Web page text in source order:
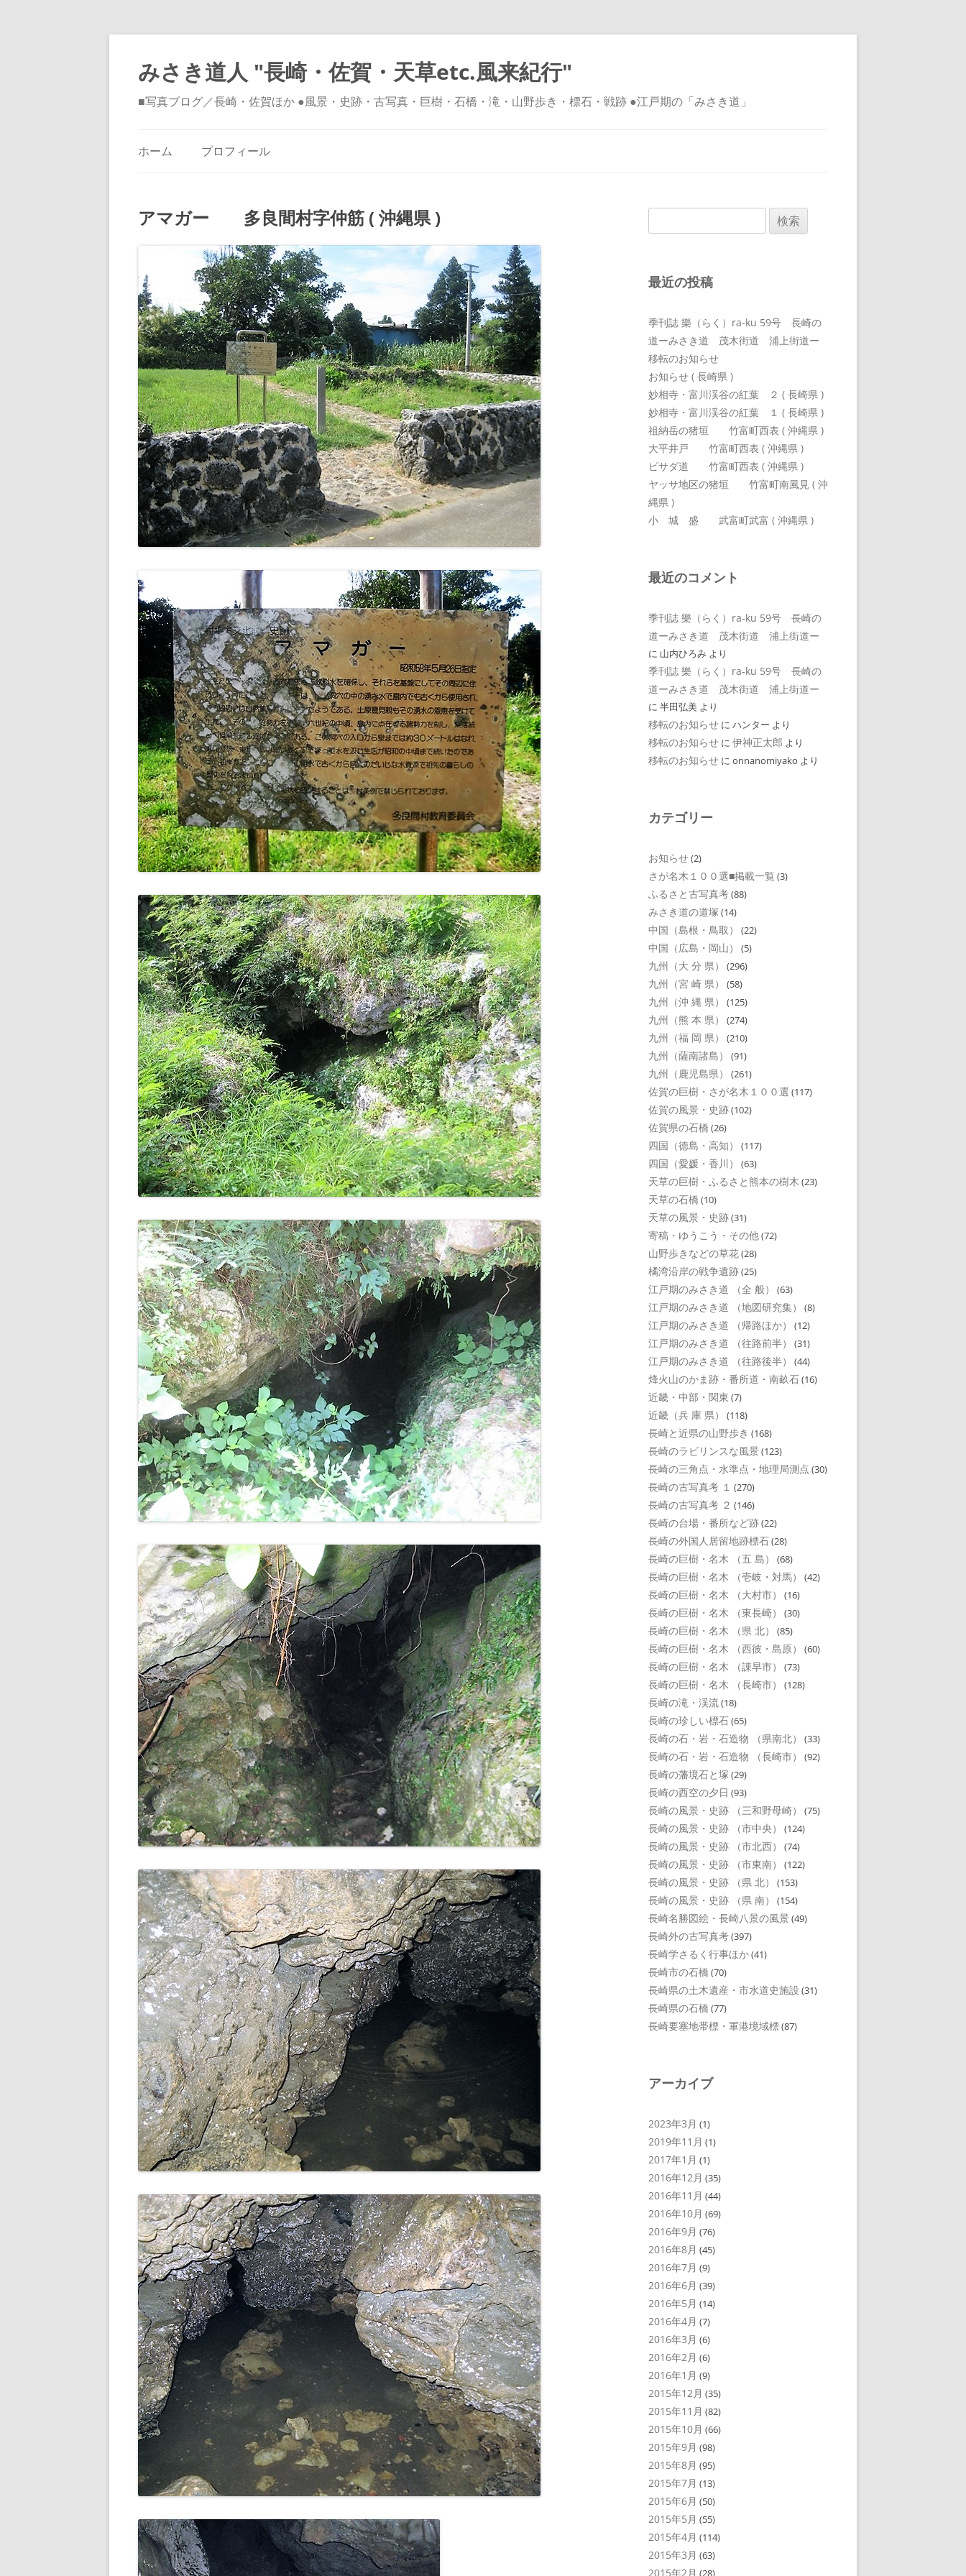
みさき道人 "長崎・佐賀・天草etc.風来紀行"
■写真ブログ／長崎・佐賀ほか ●風景・史跡・古写真・巨樹・石橋・滝・山野歩き・標石・戦跡 ●江戸期の「みさき道」
ホーム プロフィール
アマガー 多良間村字仲筋 ( 沖縄県 )
索:
最近の投稿
季刊誌 樂（らく）ra-ku 59号 長崎の
道ーみさき道 茂木街道 浦上街道ー
移転のお知らせ
お知らせ ( 長崎県 )
妙相寺・富川渓谷の紅葉 ２ ( 長崎県 )
妙相寺・富川渓谷の紅葉 １ ( 長崎県 )
祖納岳の猪垣 竹富町西表 ( 沖縄県 )
大平井戸 竹富町西表 ( 沖縄県 )
ピサダ道 竹富町西表 ( 沖縄県 )
ヤッサ地区の猪垣 竹富町南風見 ( 沖
縄県 )
小 城 盛 武富町武富 ( 沖縄県 )
最近のコメント
季刊誌 樂（らく）ra-ku 59号 長崎の
道ーみさき道 茂木街道 浦上街道ー
に 山内ひろみ より
季刊誌 樂（らく）ra-ku 59号 長崎の
道ーみさき道 茂木街道 浦上街道ー
に 半田弘美 より
移転のお知らせ に ハンター より
移転のお知らせ に 伊神正太郎 より
移転のお知らせ に onnanomiyako より
カテゴリー
お知らせ(2)
さが名木１００選■掲載一覧 (3)
ふるさと古写真考(88)
みさき道の道塚 (14)
中国（島根・鳥取） (22)
中国（広島・岡山） (5)
九州（大 分 県） (296)
九州（宮 崎 県） (58)
九州（沖 縄 県） (125)
九州（熊 本 県） (274)
九州（福 岡 県） (210)
九州（薩南諸島） (91)
九州（鹿児島県） (261)
佐賀の巨樹・さが名木１００選 (117)
佐賀の風景・史跡(102)
佐賀県の石橋 (26)
四国（徳島・高知） (117)
四国（愛媛・香川） (63)
天草の巨樹・ふるさと熊本の樹木 (23)
天草の石橋 (10)
天草の風景・史跡(31)
寄稿・ゆうこう・その他(72)
山野歩きなどの草花(28)
橘湾沿岸の戦争遺跡(25)
江戸期のみさき道 （全 般） (63)
江戸期のみさき道 （地図研究集） (8)
江戸期のみさき道 （帰路ほか） (12)
江戸期のみさき道 （往路前半） (31)
江戸期のみさき道 （往路後半） (44)
烽火山のかま跡・番所道・南畝石(16)
近畿・中部・関東 (7)
近畿（兵 庫 県） (118)
長崎と近県の山野歩き (168)
長崎のラビリンスな風景 (123)
長崎の三角点・水準点・地理局測点 (30)
長崎の古写真考 １ (270)
長崎の古写真考 ２ (146)
長崎の台場・番所など跡(22)
長崎の外国人居留地跡標石(28)
長崎の巨樹・名木 （五 島） (68)
長崎の巨樹・名木 （壱岐・対馬） (42)
長崎の巨樹・名木 （大村市） (16)
長崎の巨樹・名木 （東長崎） (30)
長崎の巨樹・名木 （県 北） (85)
長崎の巨樹・名木 （西彼・島原） (60)
長崎の巨樹・名木 （諌早市） (73)
長崎の巨樹・名木 （長崎市） (128)
長崎の滝・渓流(18)
長崎の珍しい標石(65)
長崎の石・岩・石造物 （県南北） (33)
長崎の石・岩・石造物 （長崎市） (92)
長崎の藩境石と塚 (29)
長崎の西空の夕日 (93)
長崎の風景・史跡 （三和野母崎） (75)
長崎の風景・史跡 （市中央） (124)
長崎の風景・史跡 （市北西） (74)
長崎の風景・史跡 （市東南） (122)
長崎の風景・史跡 （県 北） (153)
長崎の風景・史跡 （県 南） (154)
長崎名勝図絵・長崎八景の風景 (49)
長崎外の古写真考(397)
長崎学さるく行事ほか(41)
長崎市の石橋 (70)
長崎県の土木遺産・市水道史施設 (31)
長崎県の石橋 (77)
長崎要塞地帯標・軍港境域標(87)
アーカイブ
2023年3月 (1)
2019年11月 (1)
2017年1月 (1)
2016年12月 (35)
2016年11月 (44)
2016年10月 (69)
2016年9月 (76)
2016年8月 (45)
2016年7月 (9)
2016年6月 (39)
2016年5月 (14)
2016年4月 (7)
2016年3月 (6)
2016年2月 (6)
2016年1月 (9)
2015年12月 (35)
2015年11月 (82)
2015年10月 (66)
2015年9月 (98)
2015年8月 (95)
2015年7月 (13)
2015年6月 (50)
2015年5月 (55)
2015年4月 (114)
2015年3月 (63)
2015年2月 (28)